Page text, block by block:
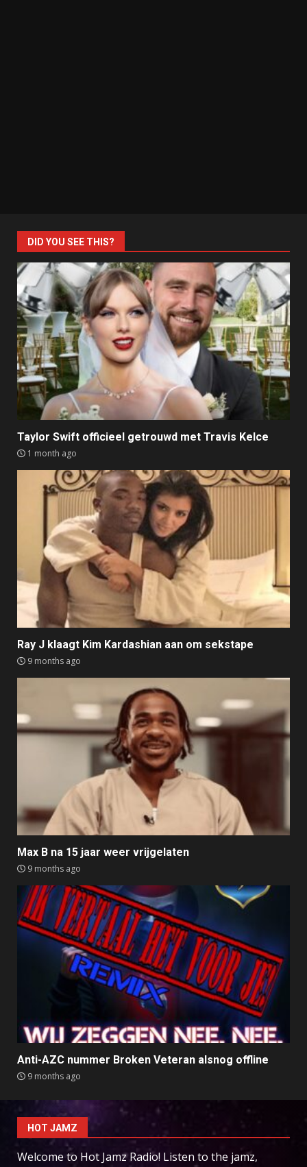
DID YOU SEE THIS?
Taylor Swift officieel getrouwd met Travis Kelce
1 month ago
Ray J klaagt Kim Kardashian aan om sekstape
9 months ago
Max B na 15 jaar weer vrijgelaten
9 months ago
Anti-AZC nummer Broken Veteran alsnog offline
9 months ago
HOT JAMZ
Welcome to Hot Jamz Radio! Listen to the jamz,